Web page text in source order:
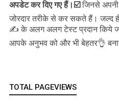
अपडेट कर दिए गए हैं। ☑️ जिनसे अपनी
जोरदार तरीके से कर सकते हैं।जल्द
✍️ के अलग अलग टेस्ट प्रदान किये
आपके अनुभव को और भी बेहतर👌
TOTAL PAGEVIEWS